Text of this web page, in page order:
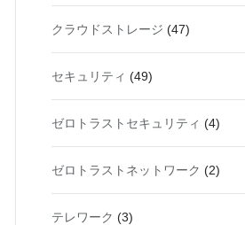
クラウドストレージ (47)
セキュリティ (49)
ゼロトラストセキュリティ (4)
ゼロトラストネットワーク (2)
テレワーク (3)